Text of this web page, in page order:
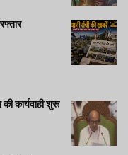
की कार्यवाही शुरू